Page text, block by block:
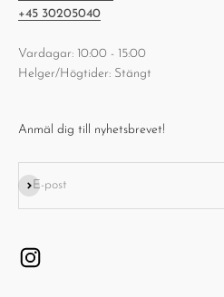
+45 30205040
Vardagar: 10:00 - 15:00
Helger/Högtider: Stängt
Anmäl dig till nyhetsbrevet!
E-post
Prenumerera